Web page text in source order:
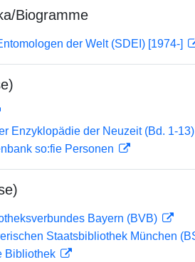
Biogramme
der Welt (SDEI) [1974-]
Enzyklopädie der Neuzeit (Bd. 1-13)
so:fie Personen
Bayern (BVB)
Staatsbibliothek München
Bibliothek